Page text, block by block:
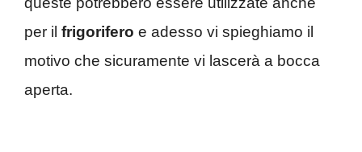
per il frigorifero e adesso vi spieghiamo il
motivo che sicuramente vi lascerà a bocca
aperta.